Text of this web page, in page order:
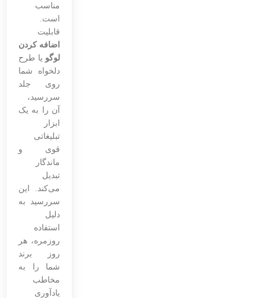
مناسب
است.
قابلیت
اضافه کردن
لوگو یا طرح
دلخواه شما
روی جلد
سررسید،
آن را به یک
ابزار
تبلیغاتی
قوی و
ماندگار
تبدیل
می‌کند. این
سررسید به
دلیل
استفاده
روزمره، هر
روز برند
شما را به
مخاطب
یادآوری